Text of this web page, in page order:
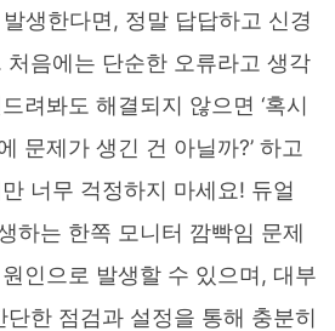
생한다면, 정말 답답하고 신경
처음에는 단순한 오류라고 생각
려봐도 해결되지 않으면 ‘혹시
문제가 생긴 건 아닐까?’ 하고
너무 걱정하지 마세요! 듀얼
하는 한쪽 모니터 깜빡임 문제
인으로 발생할 수 있으며, 대부
한 점검과 설정을 통해 충분히